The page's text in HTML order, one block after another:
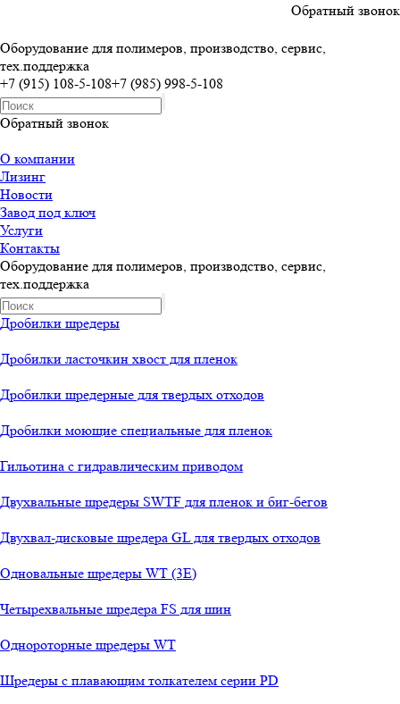
Обратный звонок
Оборудование для полимеров, производство, сервис,
тех.поддержка
+7 (915) 108-5-108+7 (985) 998-5-108
Обратный звонок
О компании
Лизинг
Новости
Завод под ключ
Услуги
Контакты
Оборудование для полимеров, производство, сервис,
тех.поддержка
Дробилки шредеры
Дробилки ласточкин хвост для пленок
Дробилки шредерные для твердых отходов
Дробилки моющие специальные для пленок
Гильотина с гидравлическим приводом
Двухвальные шредеры SWTF для пленок и биг-бегов
Двухвал-дисковые шредера GL для твердых отходов
Одновальные шредеры WT (3E)
Четырехвальные шредера FS для шин
Однороторные шредеры WT
Шредеры с плавающим толкателем серии PD